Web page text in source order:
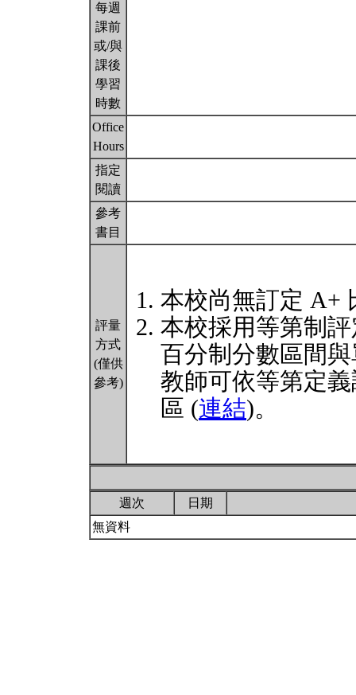
每週
課前
或/與
課後
學習
時數
Office
Hours
指定
閱讀
參考
書目
評量
方式
(僅供
參考)
本校尚無訂定 A+
本校採用等第制
百分制分數區間
教師可依等第定
區 (連結)。
週次
日期
無資料